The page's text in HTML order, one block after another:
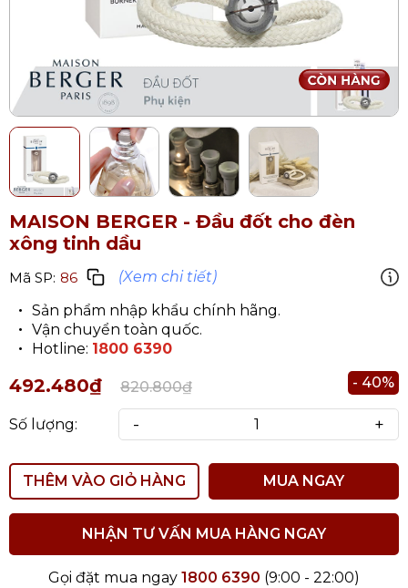
MAISON BERGER - Đầu đốt cho đèn
xông tinh dầu
Mã SP: 86
(Xem chi tiết)
Sản phẩm nhập khẩu chính hãng.
Vận chuyển toàn quốc.
Hotline: 1800 6390
492.480₫ 820.800₫ - 40%
Số lượng: - +
THÊM VÀO GIỎ HÀNG MUA NGAY
NHẬN TƯ VẤN MUA HÀNG NGAY
Gọi đặt mua ngay 1800 6390 (9:00 - 22:00)